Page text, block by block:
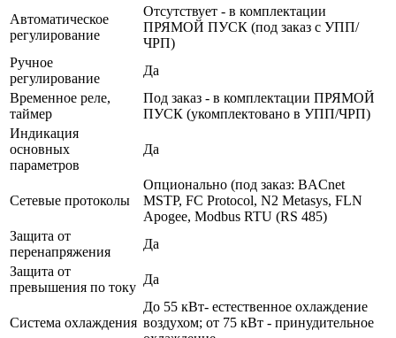
Автоматическое
регулирование
Отсутствует - в комплектации
ПРЯМОЙ ПУСК (под заказ с УПП/
ЧРП)
Ручное
регулирование
Да
Временное реле,
таймер
Под заказ - в комплектации ПРЯМОЙ
ПУСК (укомплектовано в УПП/ЧРП)
Индикация
основных
параметров
Да
Сетевые протоколы
Опционально (под заказ: BACnet
MSTP, FC Protocol, N2 Metasys, FLN
Apogee, Modbus RTU (RS 485)
Защита от
перенапряжения
Да
Защита от
превышения по току
Да
Система охлаждения
До 55 кВт- естественное охлаждение
воздухом; от 75 кВт - принудительное